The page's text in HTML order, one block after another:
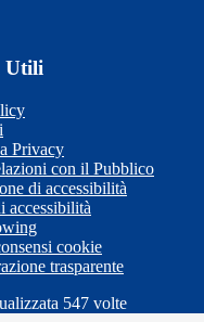
Utili
Privacy
con il Pubblico
di accessibilità
accessibilità
cookie
trasparente
547 volte